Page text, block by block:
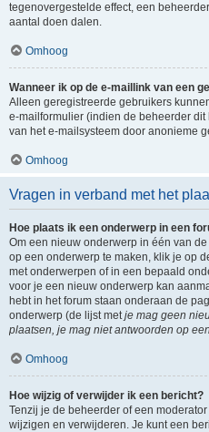
tegenovergestelde effect, een
aantal doen dalen.
Omhoog
Wanneer ik op de e-maillink van een
Alleen geregistreerde gebruikers
e-mailformulier (indien de beheerder
van het e-mailsysteem door anonieme
Omhoog
Vragen in verband met het
Hoe plaats ik een onderwerp in een
Om een nieuw onderwerp in één van
op een onderwerp te maken, klik je op
met onderwerpen of in een bepaald
voor je een nieuw onderwerp kan
hebt in het forum staan onderaan de
onderwerp (de lijst metje mag geen
plaatsen, je mag niet antwoorden op
Omhoog
Hoe wijzig of verwijder ik een bericht?
Tenzij je de beheerder of een
wijzigen en verwijderen. Je kunt een